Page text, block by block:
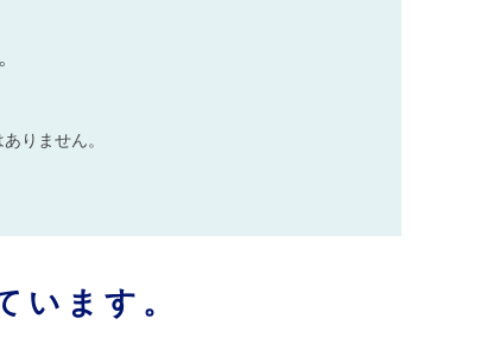
りません。
います。